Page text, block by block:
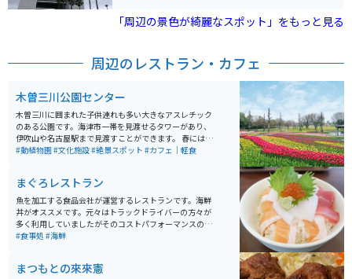
るため、コンビナート夜景を楽しむこともできるので、
夜景を楽しみたい人にもオススメです。
「周辺の景色が綺麗なスポット」をもっと見る
周辺のレストラン・カフェ
木曽三川公園センター
木曽三川に囲まれた子供連れも多い大きなアスレチック
のある公園です。海津市一帯を見渡せるタワーがあり、
伊吹山や名古屋駅まで見渡すことができます。 春にはチ
ューリップ祭りが開催され、写真スポットも多く見応え
#動植物園#文化施設#絶景スポット #カフェ｜軽食
まぐろレストラン
魚を加工する食品会社が運営するレストランです。海鮮
丼がオススメです。元々はトラックドライバーの方々が
多く利用していましたがそのコストパフォーマンスのよ
さからここ10年ぐらい前からメディアでも採り上げら
#食事処 #海鮮
まつもとの來來憲